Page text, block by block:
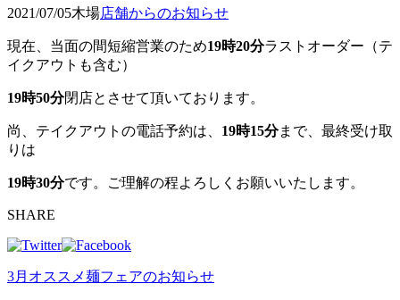
2021/07/05木場店舗からのお知らせ
現在、当面の間短縮営業のため19時20分ラストオーダー（テ
イクアウトも含む）
19時50分閉店とさせて頂いております。
尚、テイクアウトの電話予約は、 19時15分まで、最終受け取
りは
19時30分です。ご理解の程よろしくお願いいたします。
SHARE
3月オススメ麺フェアのお知らせ